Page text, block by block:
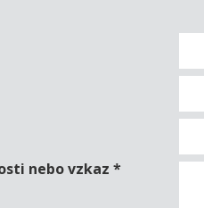
nebo vzkaz *